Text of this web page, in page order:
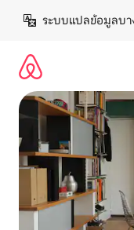
เนื้อหา
ระบบแปลข้อมูลบา